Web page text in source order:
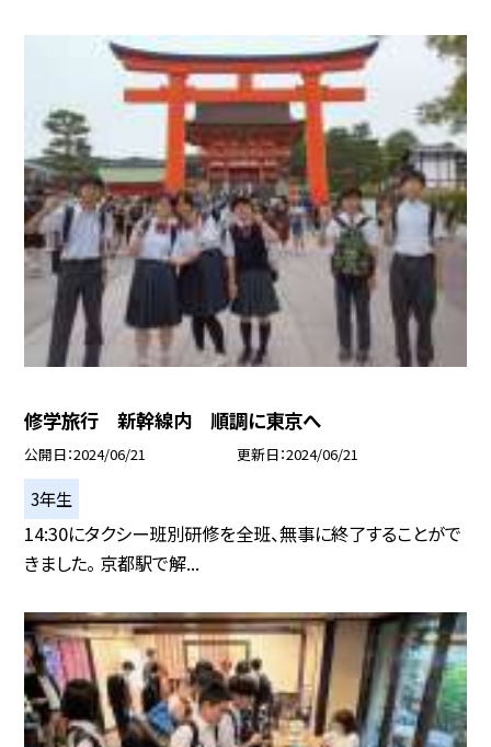
修学旅行 新幹線内 順調に東京へ
公開日 2024/06/21 更新日 2024/06/21
3年生
14:30にタクシー班別研修を全班、無事に終了することがで
きました。 京都駅で解...